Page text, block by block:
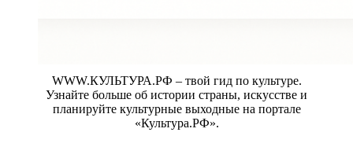
WWW.КУЛЬТУРА.РФ – твой гид по культуре.
Узнайте больше об истории страны, искусстве и
планируйте культурные выходные на портале
«Культура.РФ».